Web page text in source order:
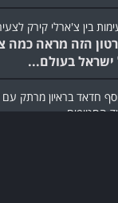
הזה מראה כמה
בעולם...